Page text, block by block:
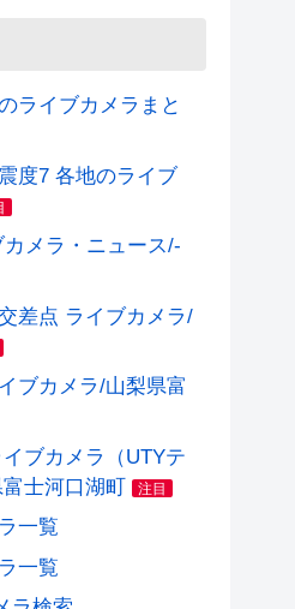
ライブカメラまと
度7 各地のライブ
メラ・ニュース/-
差点 ライブカメラ/
ブカメラ/山梨県富
ブカメラ（UTYテ
士河口湖町
注目
一覧
一覧